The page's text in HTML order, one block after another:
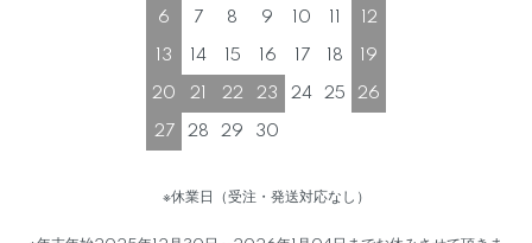
6 7 8 9 10 12
13 14 15 16 17 18 19
20 21 22 23 24 25 26
27 28 29 30
※休業日（受注・発送対応なし）